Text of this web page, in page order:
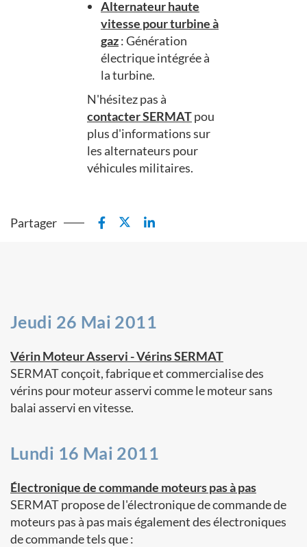
Alternateur haute
vitesse pour turbine à
gaz: Génération
électrique intégrée à
la turbine.
N'hésitez pas à
contacter SERMATpou
plus d'informations sur
les alternateurs pour
véhicules militaires.
Partager
Jeudi 26 Mai 2011
Vérin Moteur Asservi - Vérins SERMAT
SERMAT conçoit, fabrique et commercialise des
vérins pour moteur asservi comme le moteur sans
balai asservi en vitesse.
Lundi 16 Mai 2011
Électronique de commande moteurs pas à pas
SERMAT propose de l'électronique de commande de
moteurs pas à pas mais également des électroniques
de commande tels que :